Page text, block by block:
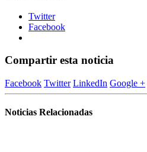
Twitter
Facebook
Compartir esta noticia
Facebook Twitter LinkedIn Google +
Noticias Relacionadas